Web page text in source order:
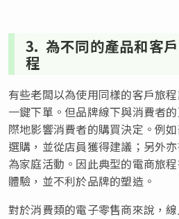
3. 為不同的產品和客
程
有些老闆以為使用同樣的客戶旅
一鍵下單。但品牌線下與消費者
際地影響消費者的購買決定。例
選購，並從店員獲得建議；另外
為家庭活動。因此典型的電商旅
體驗，並不利於品牌的塑造。
對於消費類的電子零售商來說，